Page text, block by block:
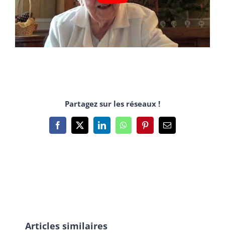
Partagez sur les réseaux !
Facebook
X LinkedInWhatsAppPinterestEmail
Articles similaires